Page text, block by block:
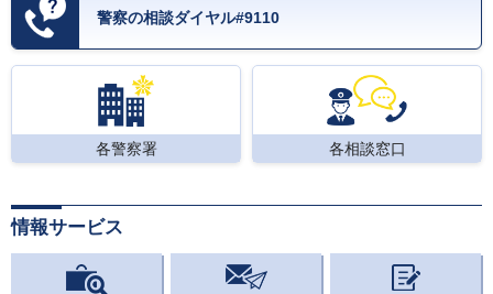
警察の相談ダイヤル#9110
各警察署 各相談窓口
情報サービス